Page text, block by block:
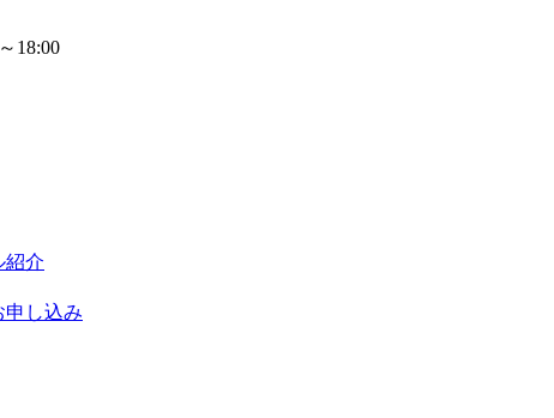
18:00
紹介
申し込み